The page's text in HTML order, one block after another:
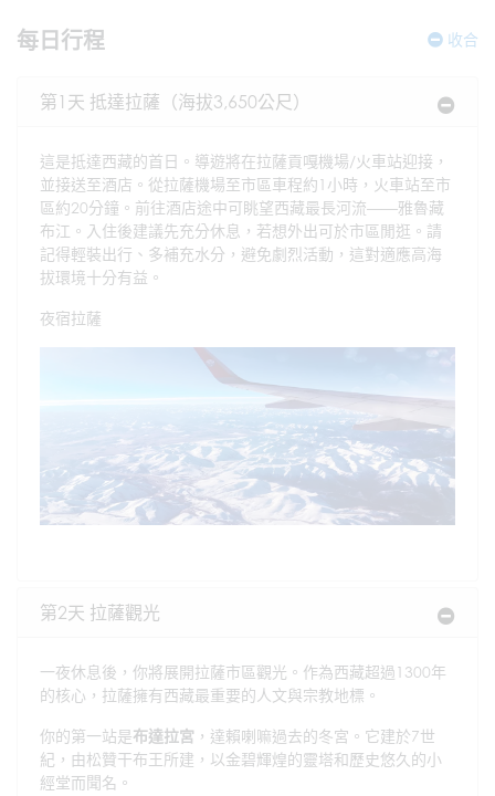
每日行程 收合
第1天 抵達拉薩（海拔3,650公尺）
這是抵達西藏的首日。導遊將在拉薩貢嘎機場/火車站迎接，
並接送至酒店。從拉薩機場至市區車程約1小時，火車站至市
區約20分鐘。前往酒店途中可眺望西藏最長河流——雅魯藏
布江。入住後建議先充分休息，若想外出可於市區閒逛。請
記得輕裝出行、多補充水分，避免劇烈活動，這對適應高海
拔環境十分有益。
夜宿拉薩
第2天 拉薩觀光
一夜休息後，你將展開拉薩市區觀光。作為西藏超過1300年
的核心，拉薩擁有西藏最重要的人文與宗教地標。
你的第一站是布達拉宮 ，達賴喇嘛過去的冬宮。它建於7世
紀，由松贊干布王所建，以金碧輝煌的靈塔和歷史悠久的小
經堂而聞名。